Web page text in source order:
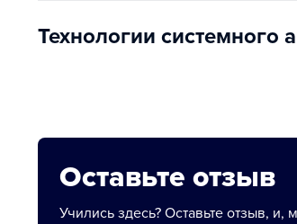
Технологии системного
Оставьте отзыв
Учились здесь? Оставьте отзыв, и,